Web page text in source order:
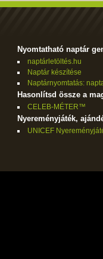
Nyomtatható naptár
naptárletöltés.hu
Naptár készítése
Naptárnyomtatás:
Hasonlítsd össze a
CELEB-MÉTER™
Nyereményjáték,
UNICEF